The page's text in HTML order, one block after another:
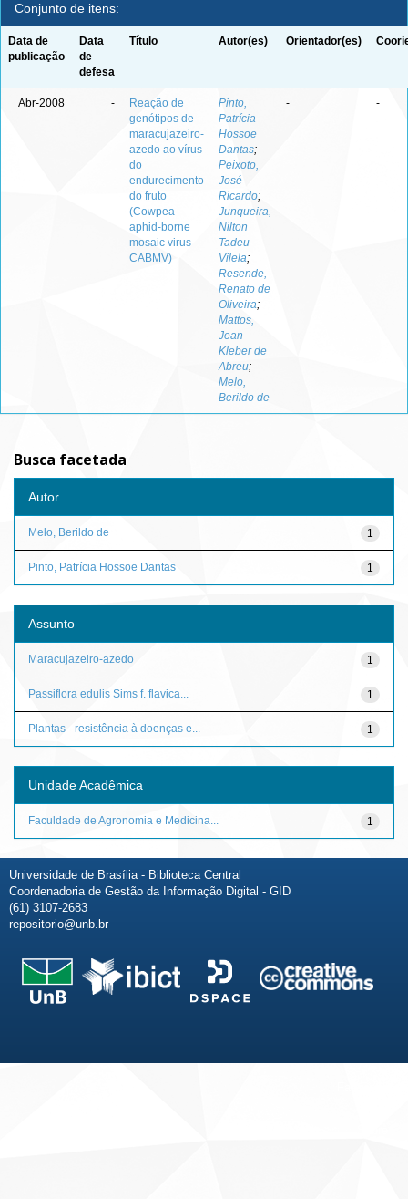
Conjunto de itens:
Data de
publicação
Data
de
defesa
Título Autor(es) Orientador(es)
Abr-2008 -
Reação de
genótipos de
maracujazeiro-
azedo ao vírus
do
endurecimento
do fruto
(Cowpea
aphid-borne
mosaic virus –
CABMV)
Pinto,
Patrícia
Hossoe
Dantas;
Peixoto,
José
Ricardo;
Junqueira,
Nilton
Tadeu
Vilela;
Resende,
Renato de
Oliveira;
Mattos,
Jean
Kleber de
Abreu;
Melo,
Berildo de
- -
Busca facetada
Autor
1
Melo, Berildo de
1
Pinto, Patrícia Hossoe Dantas
Assunto
1
Maracujazeiro-azedo
1
Passiflora edulis Sims f. flavica...
1
Plantas - resistência à doenças e...
Unidade Acadêmica
1
Faculdade de Agronomia e Medicina...
Universidade de Brasília - Biblioteca Central
Coordenadoria de Gestão da Informação Digital - GID
(61) 3107-2683
repositorio@unb.br